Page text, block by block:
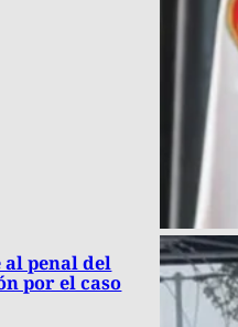
penal del
por el caso